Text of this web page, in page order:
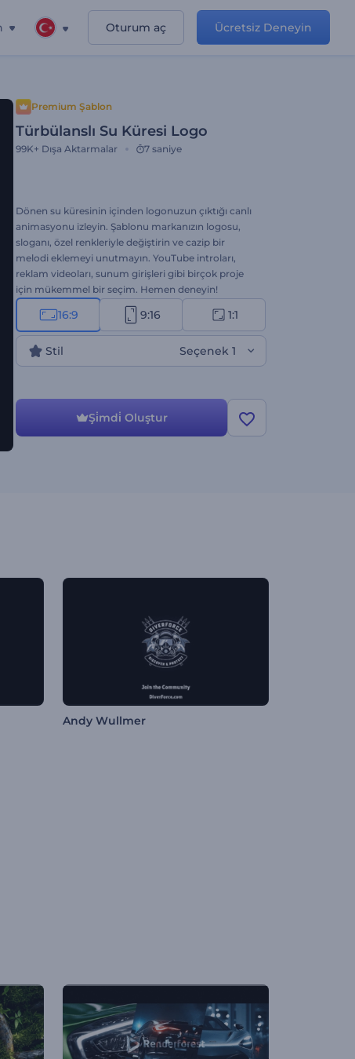
Oturum aç Ücretsiz Deneyin
Premium Şablon
Türbülanslı Su Küresi Logo
99K+ Dışa Aktarmalar 7 saniye
Dönen su küresinin içinden logonuzun çıktığı canlı
animasyonu izleyin. Şablonu markanızın logosu,
sloganı, özel renkleriyle değiştirin ve cazip bir
melodi eklemeyi unutmayın. YouTube introları,
reklam videoları, sunum girişleri gibi birçok proje
için mükemmel bir seçim. Hemen deneyin!
16:9 9:16 1:1
Stil Seçenek 1
Şi̇mdi̇ Oluştur
Andy Wullmer